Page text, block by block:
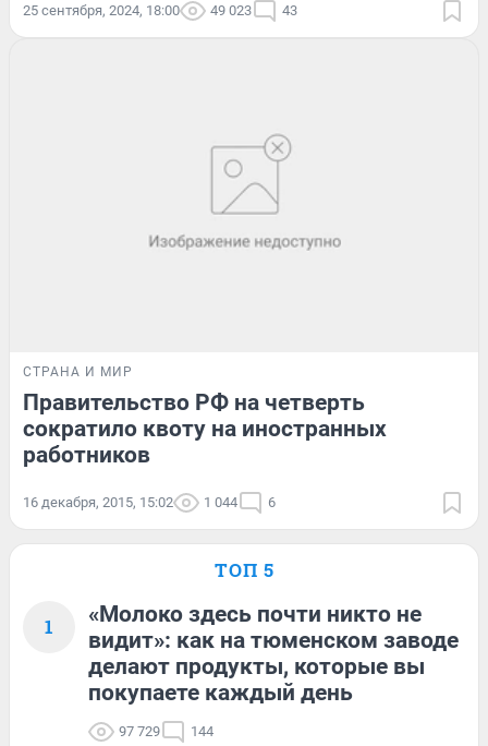
25 сентября, 2024, 18:00 49 023 43
СТРАНА И МИР
Правительство РФ на четверть
сократило квоту на иностранных
работников
16 декабря, 2015, 15:02 1 044 6
ТОП 5
1
«Молоко здесь почти никто не
видит»: как на тюменском заводе
делают продукты, которые вы
покупаете каждый день
97 729 144